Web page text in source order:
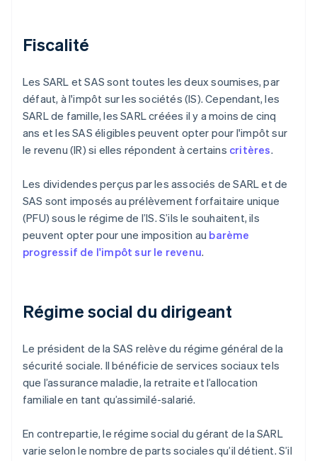
Fiscalité
Les SARL et SAS sont toutes les deux soumises, par
défaut, à l'impôt sur les sociétés (IS). Cependant, les
SARL de famille, les SARL créées il y a moins de cinq
ans et les SAS éligibles peuvent opter pour l'impôt sur
le revenu (IR) si elles répondent à certains critères.
Les dividendes perçus par les associés de SARL et de
SAS sont imposés au prélèvement forfaitaire unique
(PFU) sous le régime de l’IS. S’ils le souhaitent, ils
peuvent opter pour une imposition au barème
progressif de l'impôt sur le revenu.
Régime social du dirigeant
Le président de la SAS relève du régime général de la
sécurité sociale. Il bénéficie de services sociaux tels
que l’assurance maladie, la retraite et l’allocation
familiale en tant qu’assimilé-salarié.
En contrepartie, le régime social du gérant de la SARL
varie selon le nombre de parts sociales qu’il détient. S’il